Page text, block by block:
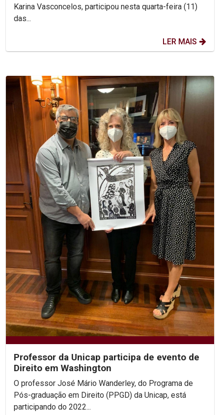
Karina Vasconcelos, participou nesta quarta-feira (11)
das...
LER MAIS
Professor da Unicap participa de evento de
Direito em Washington
O professor José Mário Wanderley, do Programa de
Pós-graduação em Direito (PPGD) da Unicap, está
participando do 2022...